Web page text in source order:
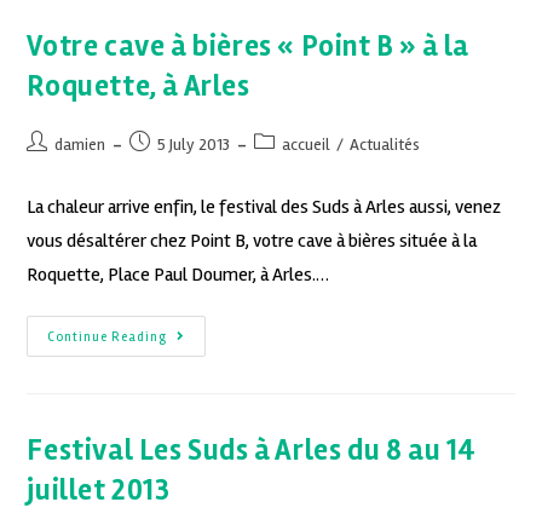
Votre cave à bières « Point B » à la
Roquette, à Arles
damien 5 July 2013 accueil / Actualités
La chaleur arrive enfin, le festival des Suds à Arles aussi, venez
vous désaltérer chez Point B, votre cave à bières située à la
Roquette, Place Paul Doumer, à Arles.…
Continue Reading
Festival Les Suds à Arles du 8 au 14
juillet 2013